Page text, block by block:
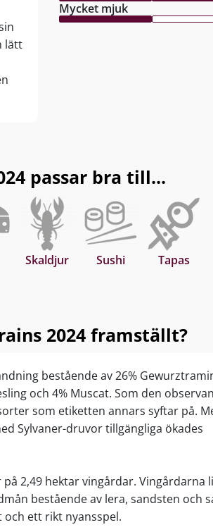
lätt
Mycket mjuk
passar bra till...
Skaldjur Sushi Tapas
2024 framställt?
bestående av 26%
och 4% Muscat. Som den
som etiketten annars syftar på.
Sylvaner-druvor tillgängliga ökades
2,49 hektar vingårdar. Vingårdarna
bestående av lera, sandsten och
ett rikt nyansspel.